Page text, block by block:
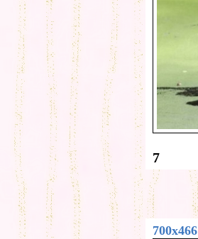
7
700x466